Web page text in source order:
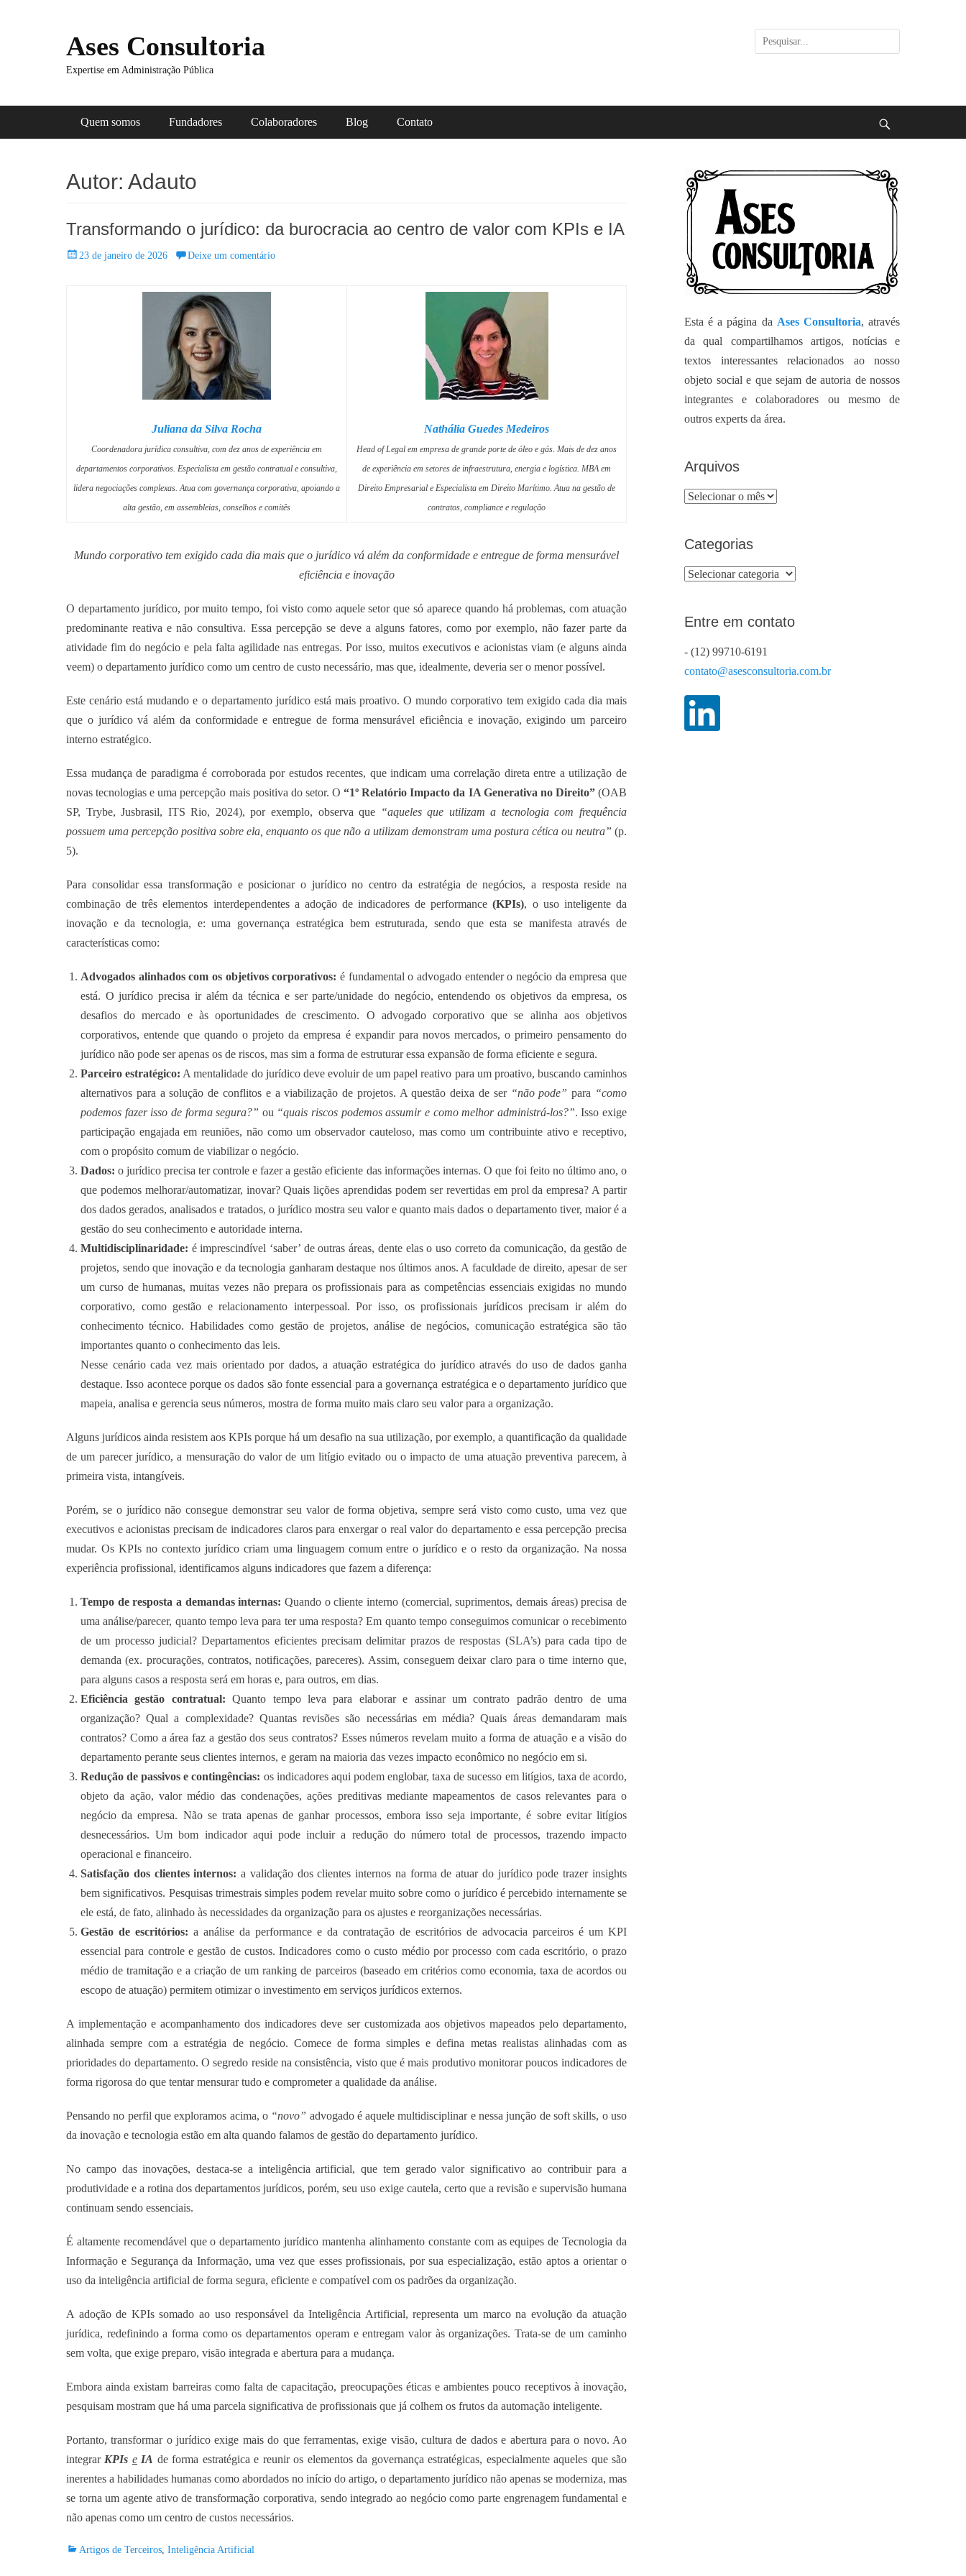
Ases Consultoria
Expertise em Administração Pública
Pesquisar
por:
Menu principal
conteúdo
Quem somos Fundadores Colaboradores Blog Contato
Autor: Adauto
Transformando o jurídico: da burocracia ao centro de valor com KPIs e IA
Posted23 de janeiro de 2026 Deixe um comentário
Juliana da Silva Rocha
Coordenadora jurídica consultiva, com dez anos de experiência em
departamentos corporativos. Especialista em gestão contratual e consultiva,
lidera negociações complexas. Atua com governança corporativa, apoiando a
alta gestão, em assembleias, conselhos e comitês
Nathália Guedes Medeiros
Head of Legal em empresa de grande porte de óleo e gás. Mais de dez anos
de experiência em setores de infraestrutura, energia e logística. MBA em
Direito Empresarial e Especialista em Direito Marítimo. Atua na gestão de
contratos, compliance e regulação
Mundo corporativo tem exigido cada dia mais que o jurídico vá além da conformidade e entregue de forma mensurável
eficiência e inovação
O departamento jurídico, por muito tempo, foi visto como aquele setor que só aparece quando há problemas, com atuação
predominante reativa e não consultiva. Essa percepção se deve a alguns fatores, como por exemplo, não fazer parte da
atividade fim do negócio e pela falta agilidade nas entregas. Por isso, muitos executivos e acionistas viam (e alguns ainda
veem) o departamento jurídico como um centro de custo necessário, mas que, idealmente, deveria ser o menor possível.
Este cenário está mudando e o departamento jurídico está mais proativo. O mundo corporativo tem exigido cada dia mais
que o jurídico vá além da conformidade e entregue de forma mensurável eficiência e inovação, exigindo um parceiro
interno estratégico.
Essa mudança de paradigma é corroborada por estudos recentes, que indicam uma correlação direta entre a utilização de
novas tecnologias e uma percepção mais positiva do setor. O“1º Relatório Impacto da IA Generativa no Direito”(OAB
SP, Trybe, Jusbrasil, ITS Rio, 2024), por exemplo, observa que “aqueles que utilizam a tecnologia com frequência
possuem uma percepção positiva sobre ela, enquanto os que não a utilizam demonstram uma postura cética ou neutra” (p.
5).
Para consolidar essa transformação e posicionar o jurídico no centro da estratégia de negócios, a resposta reside na
combinação de três elementos interdependentes a adoção de indicadores de performance(KPIs), o uso inteligente da
inovação e da tecnologia, e: uma governança estratégica bem estruturada, sendo que esta se manifesta através de
características como:
Advogados alinhados com os objetivos corporativos: é fundamental o advogado entender o negócio da empresa que
está. O jurídico precisa ir além da técnica e ser parte/unidade do negócio, entendendo os objetivos da empresa, os
desafios do mercado e às oportunidades de crescimento. O advogado corporativo que se alinha aos objetivos
corporativos, entende que quando o projeto da empresa é expandir para novos mercados, o primeiro pensamento do
jurídico não pode ser apenas os de riscos, mas sim a forma de estruturar essa expansão de forma eficiente e segura.
Parceiro estratégico: A mentalidade do jurídico deve evoluir de um papel reativo para um proativo, buscando caminhos
alternativos para a solução de conflitos e a viabilização de projetos. A questão deixa de ser “não pode” para “como
podemos fazer isso de forma segura?” ou “quais riscos podemos assumir e como melhor administrá-los?”. Isso exige
participação engajada em reuniões, não como um observador cauteloso, mas como um contribuinte ativo e receptivo,
com o propósito comum de viabilizar o negócio.
Dados: o jurídico precisa ter controle e fazer a gestão eficiente das informações internas. O que foi feito no último ano, o
que podemos melhorar/automatizar, inovar? Quais lições aprendidas podem ser revertidas em prol da empresa? A partir
dos dados gerados, analisados e tratados, o jurídico mostra seu valor e quanto mais dados o departamento tiver, maior é a
gestão do seu conhecimento e autoridade interna.
Multidisciplinaridade: é imprescindível ‘saber’ de outras áreas, dente elas o uso correto da comunicação, da gestão de
projetos, sendo que inovação e da tecnologia ganharam destaque nos últimos anos. A faculdade de direito, apesar de ser
um curso de humanas, muitas vezes não prepara os profissionais para as competências essenciais exigidas no mundo
corporativo, como gestão e relacionamento interpessoal. Por isso, os profissionais jurídicos precisam ir além do
conhecimento técnico. Habilidades como gestão de projetos, análise de negócios, comunicação estratégica são tão
importantes quanto o conhecimento das leis.
Nesse cenário cada vez mais orientado por dados, a atuação estratégica do jurídico através do uso de dados ganha
destaque. Isso acontece porque os dados são fonte essencial para a governança estratégica e o departamento jurídico que
mapeia, analisa e gerencia seus números, mostra de forma muito mais claro seu valor para a organização.
Alguns jurídicos ainda resistem aos KPIs porque há um desafio na sua utilização, por exemplo, a quantificação da qualidade
de um parecer jurídico, a mensuração do valor de um litígio evitado ou o impacto de uma atuação preventiva parecem, à
primeira vista, intangíveis.
Porém, se o jurídico não consegue demonstrar seu valor de forma objetiva, sempre será visto como custo, uma vez que
executivos e acionistas precisam de indicadores claros para enxergar o real valor do departamento e essa percepção precisa
mudar. Os KPIs no contexto jurídico criam uma linguagem comum entre o jurídico e o resto da organização. Na nossa
experiência profissional, identificamos alguns indicadores que fazem a diferença:
Tempo de resposta a demandas internas: Quando o cliente interno (comercial, suprimentos, demais áreas) precisa de
uma análise/parecer, quanto tempo leva para ter uma resposta? Em quanto tempo conseguimos comunicar o recebimento
de um processo judicial? Departamentos eficientes precisam delimitar prazos de respostas (SLA’s) para cada tipo de
demanda (ex. procurações, contratos, notificações, pareceres). Assim, conseguem deixar claro para o time interno que,
para alguns casos a resposta será em horas e, para outros, em dias.
Eficiência gestão contratual: Quanto tempo leva para elaborar e assinar um contrato padrão dentro de uma
organização? Qual a complexidade? Quantas revisões são necessárias em média? Quais áreas demandaram mais
contratos? Como a área faz a gestão dos seus contratos? Esses números revelam muito a forma de atuação e a visão do
departamento perante seus clientes internos, e geram na maioria das vezes impacto econômico no negócio em si.
Redução de passivos e contingências: os indicadores aqui podem englobar, taxa de sucesso em litígios, taxa de acordo,
objeto da ação, valor médio das condenações, ações preditivas mediante mapeamentos de casos relevantes para o
negócio da empresa. Não se trata apenas de ganhar processos, embora isso seja importante, é sobre evitar litígios
desnecessários. Um bom indicador aqui pode incluir a redução do número total de processos, trazendo impacto
operacional e financeiro.
Satisfação dos clientes internos: a validação dos clientes internos na forma de atuar do jurídico pode trazer insights
bem significativos. Pesquisas trimestrais simples podem revelar muito sobre como o jurídico é percebido internamente se
ele está, de fato, alinhado às necessidades da organização para os ajustes e reorganizações necessárias.
Gestão de escritórios: a análise da performance e da contratação de escritórios de advocacia parceiros é um KPI
essencial para controle e gestão de custos. Indicadores como o custo médio por processo com cada escritório, o prazo
médio de tramitação e a criação de um ranking de parceiros (baseado em critérios como economia, taxa de acordos ou
escopo de atuação) permitem otimizar o investimento em serviços jurídicos externos.
A implementação e acompanhamento dos indicadores deve ser customizada aos objetivos mapeados pelo departamento,
alinhada sempre com a estratégia de negócio. Comece de forma simples e defina metas realistas alinhadas com as
prioridades do departamento. O segredo reside na consistência, visto que é mais produtivo monitorar poucos indicadores de
forma rigorosa do que tentar mensurar tudo e comprometer a qualidade da análise.
Pensando no perfil que exploramos acima, o “novo” advogado é aquele multidisciplinar e nessa junção de soft skills, o uso
da inovação e tecnologia estão em alta quando falamos de gestão do departamento jurídico.
No campo das inovações, destaca-se a inteligência artificial, que tem gerado valor significativo ao contribuir para a
produtividade e a rotina dos departamentos jurídicos, porém, seu uso exige cautela, certo que a revisão e supervisão humana
continuam sendo essenciais.
É altamente recomendável que o departamento jurídico mantenha alinhamento constante com as equipes de Tecnologia da
Informação e Segurança da Informação, uma vez que esses profissionais, por sua especialização, estão aptos a orientar o
uso da inteligência artificial de forma segura, eficiente e compatível com os padrões da organização.
A adoção de KPIs somado ao uso responsável da Inteligência Artificial, representa um marco na evolução da atuação
jurídica, redefinindo a forma como os departamentos operam e entregam valor às organizações. Trata-se de um caminho
sem volta, que exige preparo, visão integrada e abertura para a mudança.
Embora ainda existam barreiras como falta de capacitação, preocupações éticas e ambientes pouco receptivos à inovação,
pesquisam mostram que há uma parcela significativa de profissionais que já colhem os frutos da automação inteligente.
Portanto, transformar o jurídico exige mais do que ferramentas, exige visão, cultura de dados e abertura para o novo. Ao
integrar KPIs e IA de forma estratégica e reunir os elementos da governança estratégicas, especialmente aqueles que são
inerentes a habilidades humanas como abordados no início do artigo, o departamento jurídico não apenas se moderniza, mas
se torna um agente ativo de transformação corporativa, sendo integrado ao negócio como parte engrenagem fundamental e
não apenas como um centro de custos necessários.
Categorias:
Artigos de Terceiros, Inteligência Artificial
Esta é a página da Ases Consultoria, através
da qual compartilhamos artigos, notícias e
textos interessantes relacionados ao nosso
objeto social e que sejam de autoria de nossos
integrantes e colaboradores ou mesmo de
outros experts da área.
Arquivos
Arquivos
Categorias
Categorias
Entre em contato
- (12) 99710-6191
contato@asesconsultoria.com.br